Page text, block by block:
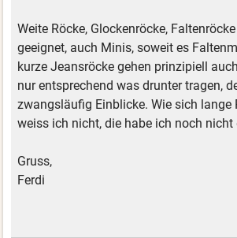
Weite Röcke, Glockenröcke,
geeignet, auch Minis, soweit es
kurze Jeansröcke gehen prinzipiell
nur entsprechend was drunter tragen,
zwangsläufig Einblicke. Wie sich lange
weiss ich nicht, die habe ich noch
Gruss,
Ferdi